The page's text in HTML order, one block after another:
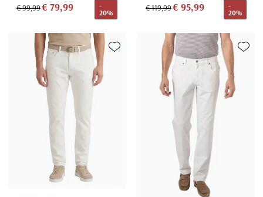
€ 99,99€ 79,99
-
20%
€ 119,99€ 95,99
-
20%
Toevoegen aan favorieten